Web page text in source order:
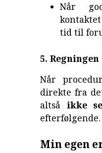
Når
tid til
5. Regningen
Når
direkte fra
altså ikke
efterfølgende.
Min egen